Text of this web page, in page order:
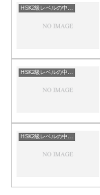
HSK2級レベルの中国語